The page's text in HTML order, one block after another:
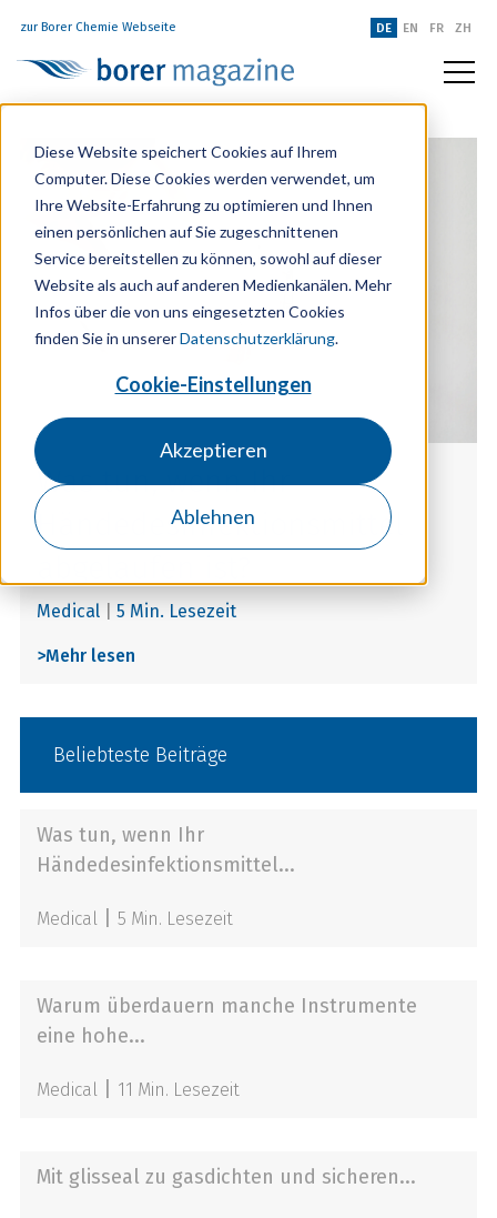
Diese Website speichert Cookies auf Ihrem
Computer. Diese Cookies werden verwendet, um
Ihre Website-Erfahrung zu optimieren und Ihnen
einen persönlichen auf Sie zugeschnittenen
Service bereitstellen zu können, sowohl auf dieser
Website als auch auf anderen Medienkanälen. Mehr
Infos über die von uns eingesetzten Cookies
finden Sie in unsererDatenschutzerklärung.
Cookie-Einstellungen
Akzeptieren
Ablehnen
zur Borer Chemie Webseite DE EN FR ZH
Was tun, wenn Ihr
Händedesinfektionsmittel
Medical 5 Min. Lesezeit
>Mehr lesen
Beliebteste Beiträge
Was tun, wenn Ihr
Händedesinfektionsmittel...
Medical 5 Min. Lesezeit
Warum überdauern manche Instrumente
eine hohe...
Medical 11 Min. Lesezeit
Mit glisseal zu gasdichten und sicheren...